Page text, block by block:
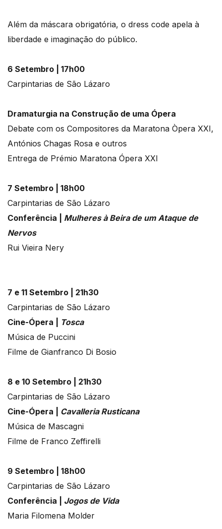
Além da máscara obrigatória, o dress code apela à
liberdade e imaginação do público.
6 Setembro | 17h00
Carpintarias de São Lázaro
Dramaturgia na Construção de uma Ópera
Debate com os Compositores da Maratona Òpera XXI,
Antónios Chagas Rosa e outros
Entrega de Prémio Maratona Ópera XXI
7 Setembro | 18h00
Carpintarias de São Lázaro
Conferência | Mulheres à Beira de um Ataque de
Nervos
Rui Vieira Nery
7 e 11 Setembro | 21h30
Carpintarias de São Lázaro
Cine-Ópera |
Tosca
Música de Puccini
Filme de Gianfranco Di Bosio
8 e 10 Setembro | 21h30
Carpintarias de São Lázaro
Cine-Ópera | Cavalleria Rusticana
Música de Mascagni
Filme de Franco Zeffirelli
9 Setembro | 18h00
Carpintarias de São Lázaro
Conferência | Jogos de Vida
Maria Filomena Molder